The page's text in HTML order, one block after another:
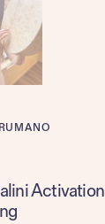
RUMANO
Activation